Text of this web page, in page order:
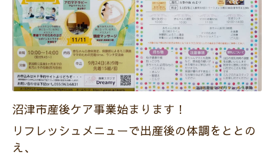
沼津市産後ケア事業始まります！
リフレッシュメニューで出産後の体調をととの
え、